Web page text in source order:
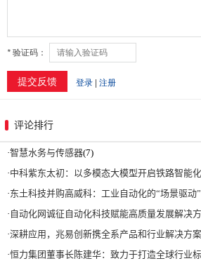
评论排行
·智慧水务与传感器(7)
·中科紫东太初：以多模态大模型开启铁路智能
·东土科技并购高威科：工业自动化的“场景驱动
· 自动化网诚征自动化科技赋能高质量发展解决
·深耕应用，兆易创新携全系产品和行业解决方
·恒力集团董事长陈建华：致力于打造全球行业标杆，为国家的经济高质量发展贡献更大